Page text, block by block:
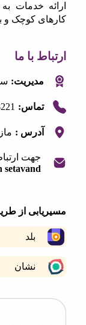
خدمات به تمام
کوچک و بزرگ
با ما
مدیریت: سودابه
تماس: 09301863221
آدرس : مازندران.
جهت ارتباط با
soodabeh setavand
"
از طریق :
نشان